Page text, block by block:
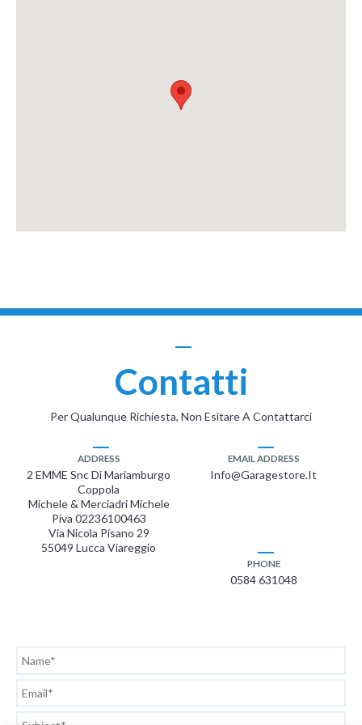
Contatti
Per Qualunque Richiesta, Non Esitare A Contattarci
ADDRESS
2 EMME Snc Di Mariamburgo
Coppola
Michele & Merciadri Michele
Piva 02236100463
Via Nicola Pisano 29
55049 Lucca Viareggio
EMAIL ADDRESS
Info@garagestore.it
PHONE
0584 631048